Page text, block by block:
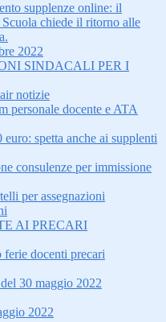
supplenze online: il
chiede il ritorno alle
2022
SINDACALI PER I
notizie
personale docente e ATA
spetta anche ai supplenti
consulenze per immissione
per assegnazioni
AI PRECARI
docenti precari
30 maggio 2022
2022